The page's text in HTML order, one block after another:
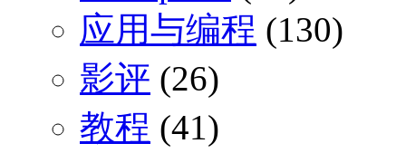
应用与编程 (130)
影评 (26)
教程 (41)